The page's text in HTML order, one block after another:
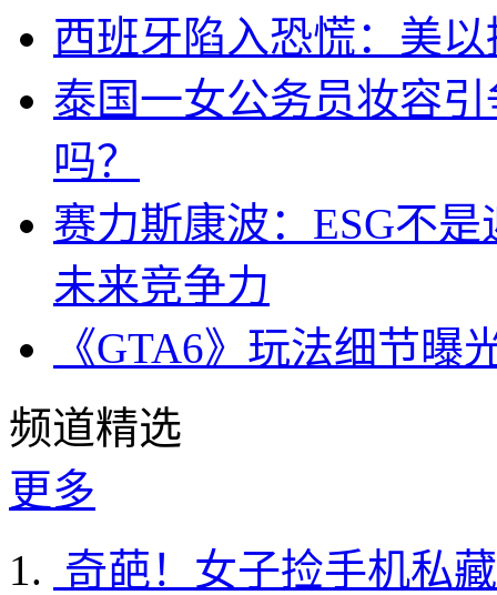
西班牙陷入恐慌：美
泰国一女公务员妆容
吗？
赛力斯康波：ESG不
未来竞争力
《GTA6》玩法细节
频道精选
更多
奇葩！女子捡手机私